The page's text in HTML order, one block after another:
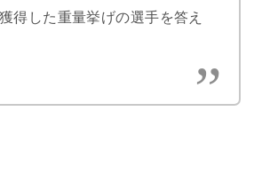
得した重量挙げの選手を答え